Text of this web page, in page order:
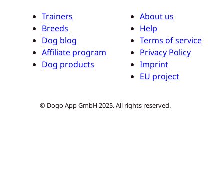
Trainers
Breeds
Dog blog
Affiliate program
Dog products
About us
Help
Terms of service
Privacy Policy
Imprint
EU project
© Dogo App GmbH 2025. All rights reserved.